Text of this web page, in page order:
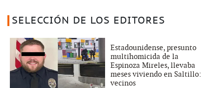
SELECCIÓN DE LOS EDITORES
Estadounidense, presunto
multihomicida de la
Espinoza Mireles, llevaba
meses viviendo en Saltillo:
vecinos